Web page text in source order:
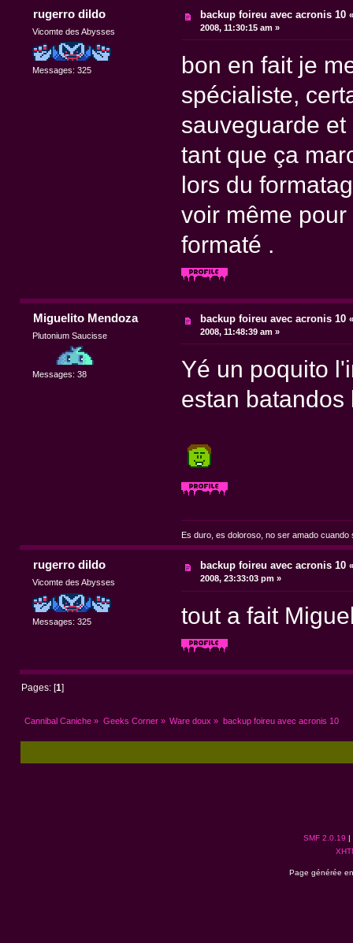
rugerro dildo
Vicomte des Abysses
Messages: 325
backup foireu avec acronis 10
2008, 11:30:15 am »
bon en fait je
spécialiste,
sauveguarde
tant que ça
lors du
voir même
formaté .
Miguelito Mendoza
Plutonium Saucisse
Messages: 38
backup foireu avec acronis 10
2008, 11:48:39 am »
Yé un poquito
estan
Es duro, es doloroso, no ser amado cuando
rugerro dildo
Vicomte des Abysses
Messages: 325
backup foireu avec acronis 10
2008, 23:33:03 pm »
tout a fait
Pages: [1]
Cannibal Caniche » Geeks Corner» Ware doux » backup foireu avec acronis 10
SMF 2.0.19 |
Page générée